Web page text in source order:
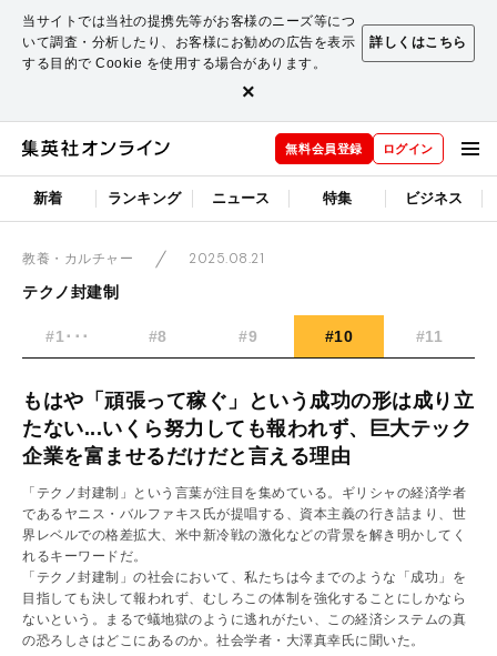
当サイトでは当社の提携先等がお客様のニーズ等につ
いて調査・分析したり、お客様にお勧めの広告を表示
する目的で Cookie を使用する場合があります。
詳しくはこちら
×
無料会員登録 ログイン
新着 ランキング ニュース 特集 ビジネス
教養・カルチャー
2025.08.21
テクノ封建制
#1･･･ #8 #9 #10 #11
もはや「頑張って稼ぐ」という成功の形は成り立
たない...いくら努力しても報われず、巨大テック
企業を富ませるだけだと言える理由
「テクノ封建制」という言葉が注目を集めている。ギリシャの経済学者
であるヤニス・バルファキス氏が提唱する、資本主義の行き詰まり、世
界レベルでの格差拡大、米中新冷戦の激化などの背景を解き明かしてく
れるキーワードだ。
「テクノ封建制」の社会において、私たちは今までのような「成功」を
目指しても決して報われず、むしろこの体制を強化することにしかなら
ないという。まるで蟻地獄のように逃れがたい、この経済システムの真
の恐ろしさはどこにあるのか。社会学者・大澤真幸氏に聞いた。